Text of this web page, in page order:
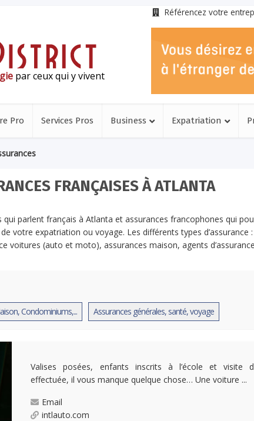
Référencez votre
par ceux qui y vivent
Pro Services Pros Business Expatriation
FRANÇAISES À ATLANTA
qui parlent français à Atlanta et assurances francophones qui
votre expatriation ou voyage. Les différents types d’assurance
voitures (auto et moto), assurances maison, agents
Condominiums,... Assurances générales, santé, voyage
Valises posées, enfants inscrits à l’école et visite
effectuée, il vous manque quelque chose… Une voiture ...
Email
intlauto.com